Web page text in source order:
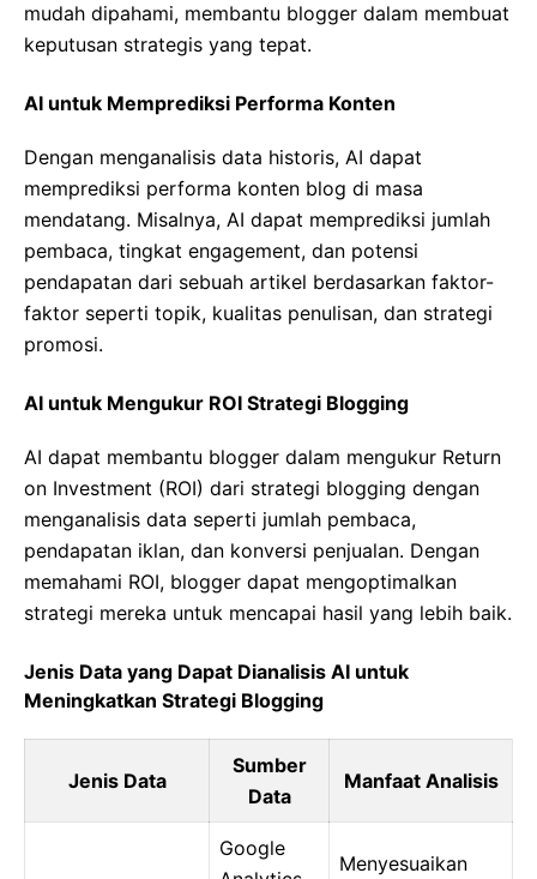
mudah dipahami, membantu blogger dalam membuat
keputusan strategis yang tepat.
AI untuk Memprediksi Performa Konten
Dengan menganalisis data historis, AI dapat
memprediksi performa konten blog di masa
mendatang. Misalnya, AI dapat memprediksi jumlah
pembaca, tingkat engagement, dan potensi
pendapatan dari sebuah artikel berdasarkan faktor-
faktor seperti topik, kualitas penulisan, dan strategi
promosi.
AI untuk Mengukur ROI Strategi Blogging
AI dapat membantu blogger dalam mengukur Return
on Investment (ROI) dari strategi blogging dengan
menganalisis data seperti jumlah pembaca,
pendapatan iklan, dan konversi penjualan. Dengan
memahami ROI, blogger dapat mengoptimalkan
strategi mereka untuk mencapai hasil yang lebih baik.
Jenis Data yang Dapat Dianalisis AI untuk
Meningkatkan Strategi Blogging
Jenis Data
Sumber
Data
Manfaat Analisis
Google
Menyesuaikan